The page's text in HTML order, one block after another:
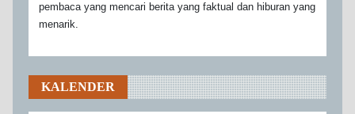
pembaca yang mencari berita yang faktual dan hiburan yang
menarik.
KALENDER